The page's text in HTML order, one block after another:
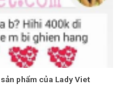
phẩm của Lady Viet